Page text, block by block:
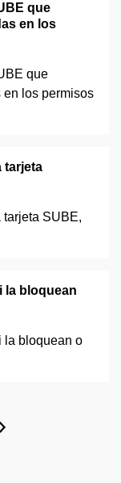
que
en los
tarjeta
la bloquean